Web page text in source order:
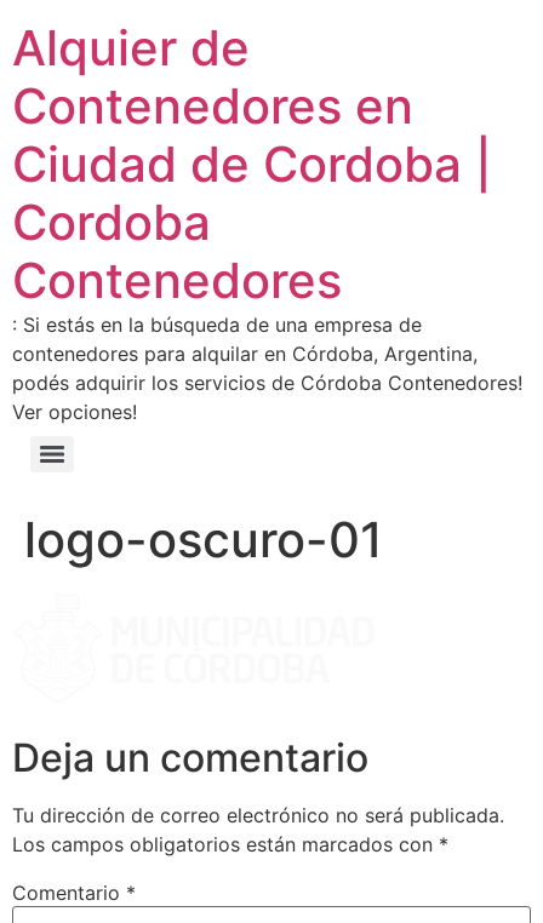
Alquier de
Contenedores en
Ciudad de Cordoba |
Cordoba
Contenedores
: Si estás en la búsqueda de una empresa de
contenedores para alquilar en Córdoba, Argentina,
podés adquirir los servicios de Córdoba Contenedores!
Ver opciones!
logo-oscuro-01
Deja un comentario
Tu dirección de correo electrónico no será publicada.
Los campos obligatorios están marcados con *
Comentario *